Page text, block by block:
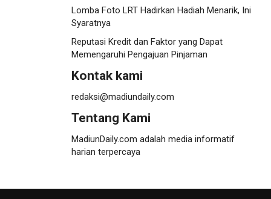
Lomba Foto LRT Hadirkan Hadiah Menarik, Ini
Syaratnya
Reputasi Kredit dan Faktor yang Dapat
Memengaruhi Pengajuan Pinjaman
Kontak kami
redaksi@madiundaily.com
Tentang Kami
MadiunDaily.com adalah media informatif
harian terpercaya